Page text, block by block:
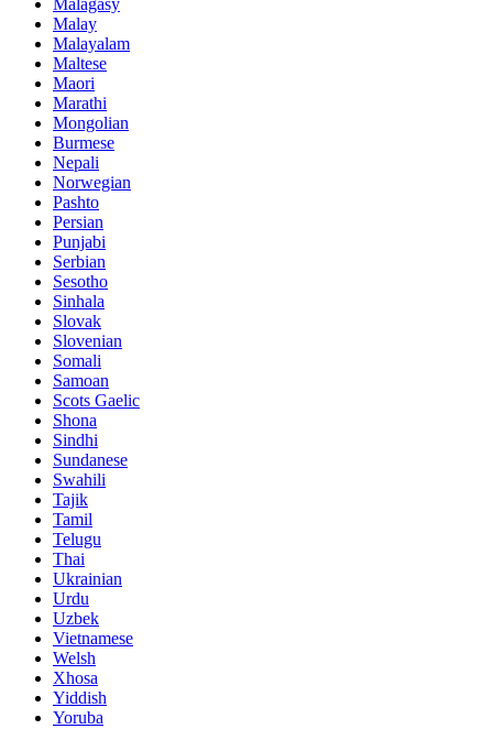
Malay
Malayalam
Maltese
Maori
Marathi
Mongolian
Burmese
Nepali
Norwegian
Pashto
Persian
Punjabi
Serbian
Sesotho
Sinhala
Slovak
Slovenian
Somali
Samoan
Scots Gaelic
Shona
Sindhi
Sundanese
Swahili
Tajik
Tamil
Telugu
Thai
Ukrainian
Urdu
Uzbek
Vietnamese
Welsh
Xhosa
Yiddish
Yoruba